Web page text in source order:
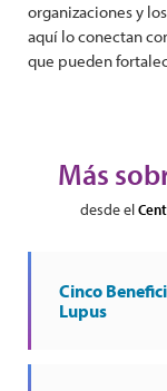
organizaciones y
aquí lo conectan
que pueden
Más
desde el
Cinco
Lupus